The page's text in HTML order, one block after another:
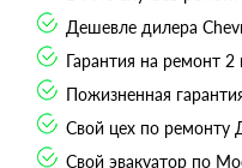
Дешевле дилера
Гарантия на ремонт 2
Пожизненная
Свой цех по
Свой эвакуатор по